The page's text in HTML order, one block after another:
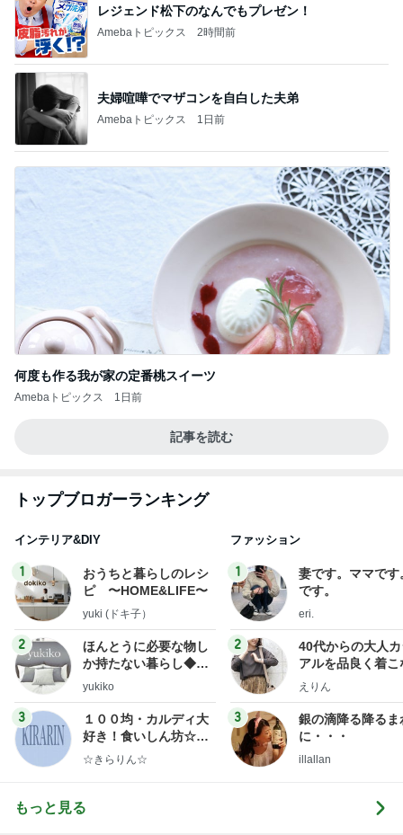
レジェンド松下のなんでもプレゼン！
Amebaトピックス 2時間前
夫婦喧嘩でマザコンを自白した夫弟
Amebaトピックス 1日前
何度も作る我が家の定番桃スイーツ
Amebaトピックス 1日前
記事を読む
トップブロガーランキング
インテリア&DIY
1
おうちと暮らしのレシ
ピ 〜HOME&LIFE〜
yuki (ドキ子）
2
ほんとうに必要な物し
か持たない暮らし◆Ke
ep Life Simple◆〜イ
yukiko
3
１００均・カルディ大
好き！食いしん坊☆き
らりん☆のブログ
☆きらりん☆
ファッション
1
妻です。ママです
です。
eri.
2
40代からの大人
アルを品良く着こ
ファッションブロ
えりん
3
銀の滴降る降るま
に・・・
illallan
もっと見る